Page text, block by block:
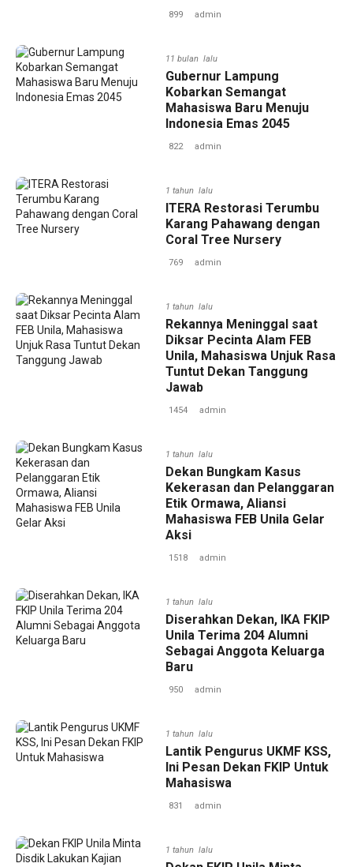
899 admin
11 bulan lalu
‎Gubernur Lampung
Kobarkan Semangat
Mahasiswa Baru Menuju
Indonesia Emas 2045 ‎
822 admin
1 tahun lalu
‎ITERA Restorasi Terumbu
Karang Pahawang dengan
Coral Tree Nursery
769 admin
1 tahun lalu
‎Rekannya Meninggal saat
Diksar Pecinta Alam FEB
Unila, Mahasiswa Unjuk Rasa
Tuntut Dekan Tanggung
Jawab
1454 admin
1 tahun lalu
‎Dekan Bungkam Kasus
Kekerasan dan Pelanggaran
Etik Ormawa, Aliansi
Mahasiswa FEB Unila Gelar
Aksi
1518 admin
1 tahun lalu
‎Diserahkan Dekan, IKA FKIP
Unila Terima 204 Alumni
Sebagai Anggota Keluarga
Baru
950 admin
1 tahun lalu
Lantik Pengurus UKMF KSS,
Ini Pesan Dekan FKIP Untuk
Mahasiswa
831 admin
1 tahun lalu